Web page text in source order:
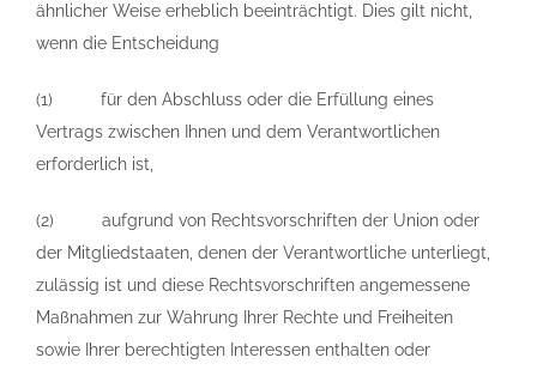
ähnlicher Weise erheblich beeinträchtigt. Dies gilt nicht,
wenn die Entscheidung
(1) für den Abschluss oder die Erfüllung eines
Vertrags zwischen Ihnen und dem Verantwortlichen
erforderlich ist,
(2) aufgrund von Rechtsvorschriften der Union oder
der Mitgliedstaaten, denen der Verantwortliche unterliegt,
zulässig ist und diese Rechtsvorschriften angemessene
Maßnahmen zur Wahrung Ihrer Rechte und Freiheiten
sowie Ihrer berechtigten Interessen enthalten oder